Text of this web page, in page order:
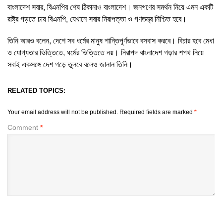
বাংলাদেশ সবার, বিএনপির শেষ ঠিকানাও বাংলাদেশ। জনগণের সমর্থন নিয়ে এমন একটি
রাষ্ট্র গড়তে চায় বিএনপি, যেখানে সবার নিরাপত্তা ও গণতন্ত্র নিশ্চিত হবে।
তিনি আরও বলেন, দেশে সব ধর্মের মানুষ শান্তিপূর্ণভাবে বসবাস করবে। বিচার হবে মেধা
ও যোগ্যতার ভিত্তিতে, ধর্মের ভিত্তিতে নয়। নিরাপদ বাংলাদেশ গড়ার শপথ নিয়ে
সবাই একসঙ্গে দেশ গড়ে তুলবে বলেও জানান তিনি।
RELATED TOPICS:
Your email address will not be published. Required fields are marked *
Comment *